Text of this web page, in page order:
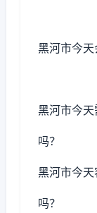
黑河市今天
黑河市今天
吗？
黑河市今
吗？